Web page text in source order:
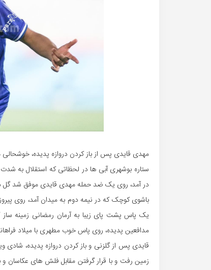
مهدی قایدی پس از باز کردن دروازه پدیده،
ستاره بوشهری آبی ها در لحظاتی که استقلال به شدت
در آمد، روی یک ضد حمله مهدی قایدی موفق شد گل
باشوی کوچک که در نیمه دوم به میدان آمد، روی
یک پاس پشت پای زیبا به آرمان رمضانی زمینه
مدافعین پدیده، روی پاس خوب مطهری با میلاد
قایدی پس از گلزنی و باز کردن دروازه پدیده، شادی
زمین رفت و با قرار گرفتن مقابل فلش های عکاسان